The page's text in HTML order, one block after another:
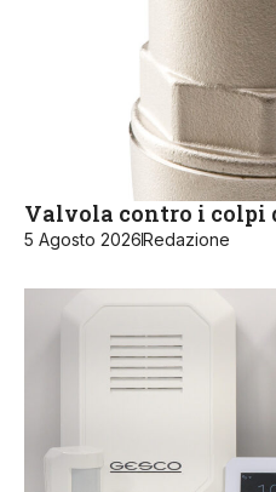
Valvola contro i colpi
5 Agosto 2026Redazione